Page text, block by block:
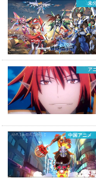
未
ア
中国アニメ